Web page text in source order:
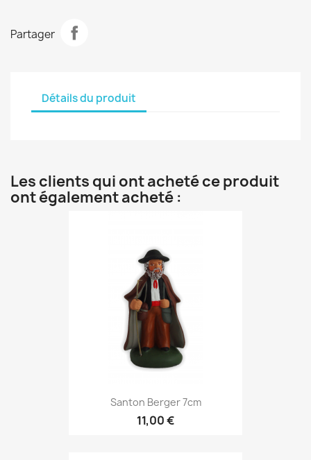
Partager
Détails du produit
Les clients qui ont acheté ce produit
ont également acheté :
Santon Berger 7cm
11,00 €